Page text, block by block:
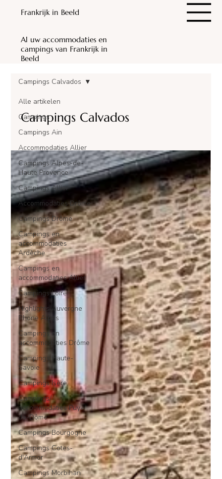
Frankrijk in Beeld
Al uw accommodaties en
campings van Frankrijk in
Beeld
Alle artikelen
Campings
Campings Ain
Accommodaties Allier
Campings Alpes-de-
Haute Provence
Campings Allier
Accommodaties Drôme
Campings Drôme
Campings en
accommodaties
Ardèche
Campings en
accommodaties Allier
Campings Loire
Highlights Auvergne
Rhone Alpes
Campings en
accommodaties Drôme
Campings Haute-
Savoie
Campings Isère
Campings/
accommodaties Puy-
de-Dôme
Campings Bourgogne
Campings Cotes-
d'Armor
Campings Morbihan
Campings Calvados
Campings Calvados